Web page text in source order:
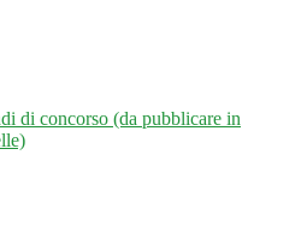
di concorso (da pubblicare in